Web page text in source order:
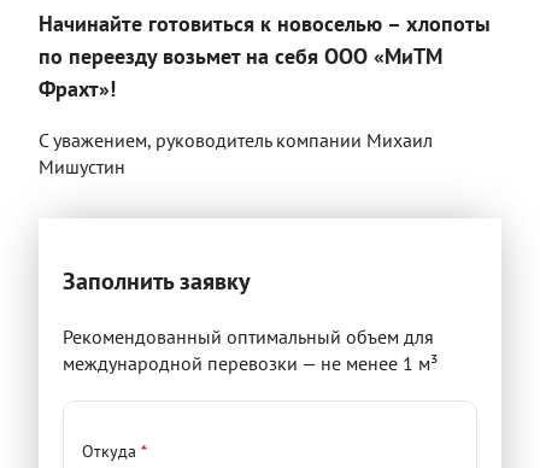
Начинайте готовиться к новоселью – хлопоты
по переезду возьмет на себя ООО «МиТМ
Фрахт»!
С уважением, руководитель компании Михаил
Мишустин
Заполнить заявку
Рекомендованный оптимальный объем для
международной перевозки — не менее 1 м³
Подробности
Откуда